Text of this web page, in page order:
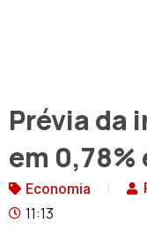
Prévia da
em
Economia
11:13